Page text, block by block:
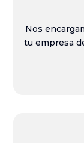
Nos
tu empresa